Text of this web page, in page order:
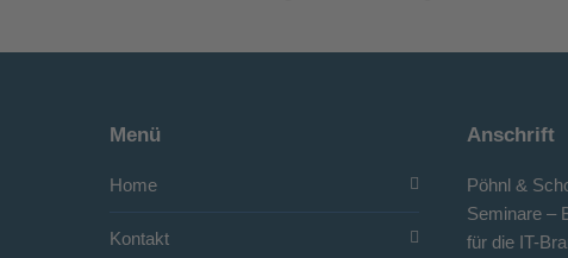
Menü
Home
Kontakt
Anschrift
Pöhnl &
Seminare –
für die IT-